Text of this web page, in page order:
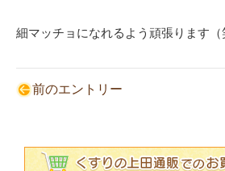
細マッチョになれるよう頑張ります（
前のエントリー